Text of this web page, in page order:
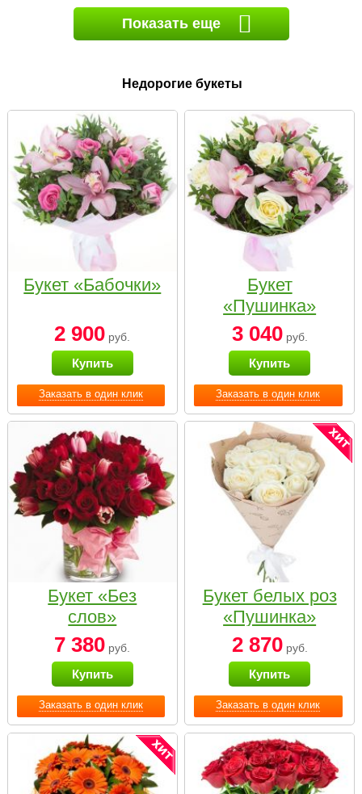
Показать еще
Недорогие букеты
Заказать в один клик
Букет «Бабочки»
2 900 руб.
Купить
Заказать в один клик
Букет
«Пушинка»
3 040руб.
Купить
Заказать в один клик
Букет «Без
слов»
7 380 руб.
Купить
Заказать в один клик
Букет белых роз
«Пушинка»
2 870руб.
Купить